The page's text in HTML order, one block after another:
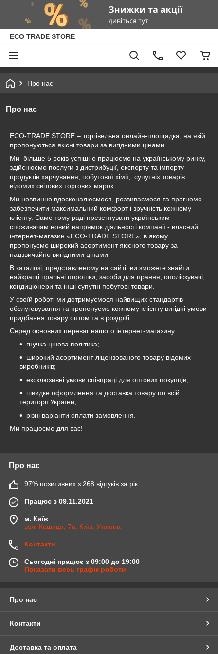
ECO TRADE STORE
Про нас
Про нас
ECO-TRADE.STORE – торгівельна онлайн-площадка, на якій
пропонуються якісні товари за вигідними цінами.
Ми більше 5 років успішно працюємо на українському ринку,
здійснюємо послуги з дистрибуції, експорту та імпорту
продуктів харчування, побутової хімії, супутніх товарів
відомих світових торгових марок.
Ми невпинно вдосконалюємося, розвиваємося та прагнемо
забезпечити максимальний комфорт і зручність кожному
клієнту. Саме тому раді презентувати українським
споживачам новий напрямок діяльності компанії - власний
інтернет-магазин «ECO-TRADE.STORE», в якому
пропонуємо широкий асортимент якісного товару за
надзвичайно вигідними цінами.
В каталозі, представленому на сайті, ви зможете знайти
найкращі пральні порошки, засоби для прання, ополіскувачі,
кондиціонери та інші супутні побутові товари.
У своїй роботі ми дотримуємося найвищих стандартів
обслуговування та пропонуємо кожному клієнту вигідні умови
придбання товару оптом та в роздріб.
Серед основних переваг нашого інтернет-магазину:
гнучка цінова політика;
широкий асортимент ліцензованого товару відомих
виробників;
ексклюзивні умови співпраці для оптових покупців;
швидке оформлення та доставка товару по всій
території України;
різні варіанти оплати замовлення.
Ми працюємо для вас!
Про нас
97% позитивних з 268 відгуків за рік
Працює з 09.11.2021
м. Київ
вул. Кошиця, 7а, Київ, Україна
Контакти
Сьогодні працює з 09:00 до 19:00
Показати весь графік роботи
Про нас
Контакти
Доставка та оплата